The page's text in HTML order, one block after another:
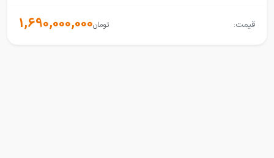
قیمت: 1,690,000,000تومان